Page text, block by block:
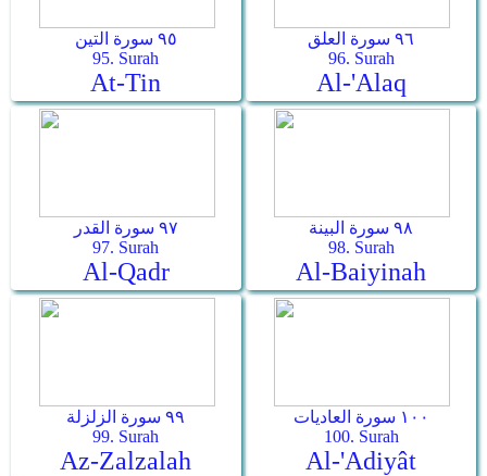
٩٥ سورة التين
95. Surah
At-Tin
٩٦ سورة العلق
96. Surah
Al-'Alaq
٩٧ سورة القدر
97. Surah
Al-Qadr
٩٨ سورة البينة
98. Surah
Al-Baiyinah
٩٩ سورة الزلزلة
99. Surah
Az-Zalzalah
١٠٠ سورة العاديات
100. Surah
Al-'Adiyât